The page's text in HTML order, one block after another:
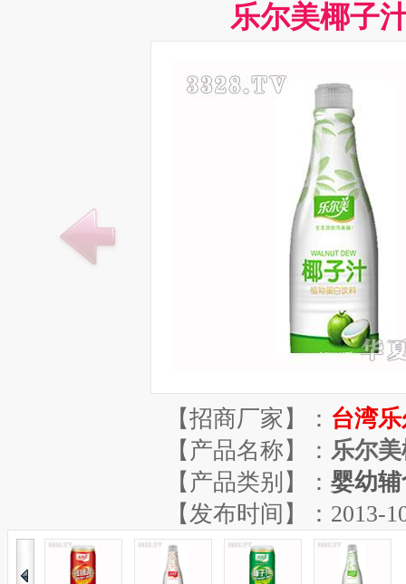
乐尔美椰子
【招商厂家】： 台湾
【产品名称】： 乐尔
【产品类别】： 婴幼
【发布时间】：2013-